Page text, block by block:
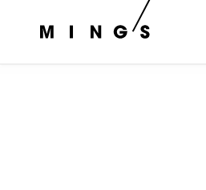
日本權威街拍雜誌《